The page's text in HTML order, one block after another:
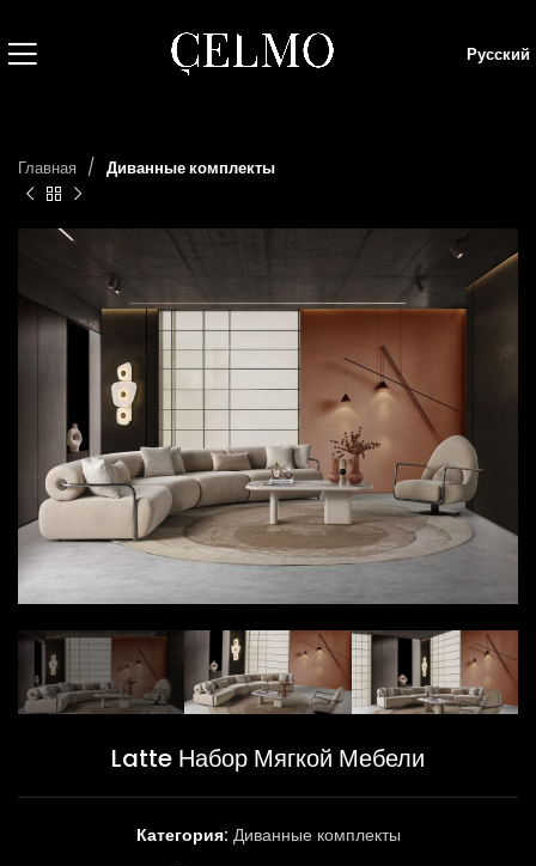
Русский
Главная Диванные комплекты
Latte Набор Мягкой Мебели
Категория: Диванные комплекты